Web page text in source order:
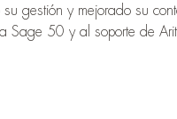
su gestión y mejorado su
a Sage 50 y al soporte de